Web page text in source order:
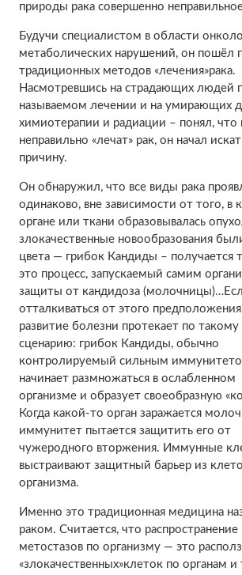
природы рака совершенно
Будучи специалистом в области
метаболических нарушений, он пошёл
традиционных методов «лечения»рака.
Насмотревшись на страдающих людей
называемом лечении и на умирающих
химиотерапии и радиации – понял, что
неправильно «лечат» рак, он начал
причину.
Он обнаружил, что все виды рака
одинаково, вне зависимости от того, в
органе или ткани образовывалась
злокачественные новообразования
цвета — грибок Кандиды – получается
это процесс, запускаемый самим
защиты от кандидоза
отталкиваться от этого
развитие болезни протекает по такому
сценарию: грибок Кандиды, обычно
контролируемый сильным
начинает размножаться в ослабленном
организме и образует своеобразную
Когда какой-то орган заражается
иммунитет пытается защитить его от
чужеродного вторжения. Иммунные
выстраивают защитный барьер из
организма.
Именно это традиционная медицина
раком. Считается, что распространение
метостазов по организму — это
«злокачественных»клеток по органам и